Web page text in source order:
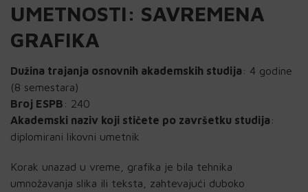
UMETNOSTI: SAVREMENA
GRAFIKA
Dužina trajanja osnovnih akademskih studija : 4 godine
(8 semestara)
Broj ESPB : 240
Akademski naziv koji stičete po završetku studija :
diplomirani likovni umetnik
Korak unazad u vreme, grafika je bila tehnika
umnožavanja slika ili teksta, zahtevajući duboko